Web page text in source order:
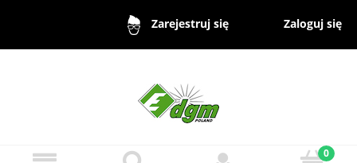
Zarejestruj się Zaloguj się